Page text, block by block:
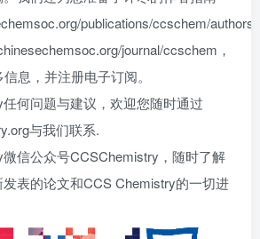
publications/ccschem/authors
journal/ccschem，
息，并注册电子订阅。
何问题与建议，欢迎您随时通过
与我们联系.
信公众号CCSChemistry，随时了解
表的论文和CCS Chemistry的一切进